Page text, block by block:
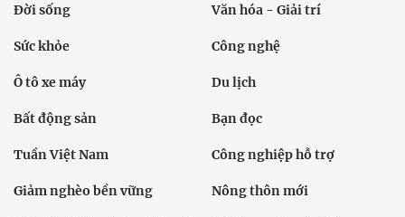
Đời sống Văn hóa - Giải trí
Sức khỏe Công nghệ
Ô tô xe máy Du lịch
Bất động sản Bạn đọc
Tuần Việt Nam Công nghiệp hỗ trợ
Giảm nghèo bền vững Nông thôn mới